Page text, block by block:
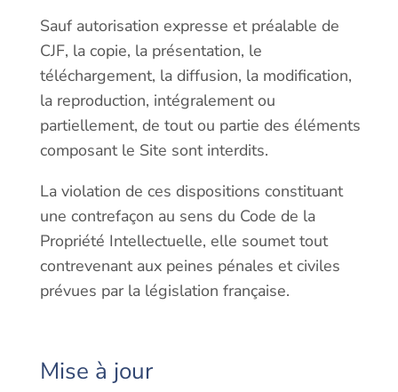
Sauf autorisation expresse et préalable de
CJF, la copie, la présentation, le
téléchargement, la diffusion, la modification,
la reproduction, intégralement ou
partiellement, de tout ou partie des éléments
composant le Site sont interdits.
La violation de ces dispositions constituant
une contrefaçon au sens du Code de la
Propriété Intellectuelle, elle soumet tout
contrevenant aux peines pénales et civiles
prévues par la législation française.
Mise à jour